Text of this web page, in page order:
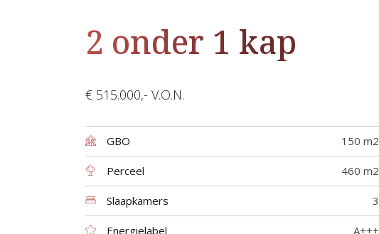
2 onder 1 kap
€ 515.000,- V.O.N.
GBO 150 m2
Perceel 460 m2
Slaapkamers 3
Energielabel A+++